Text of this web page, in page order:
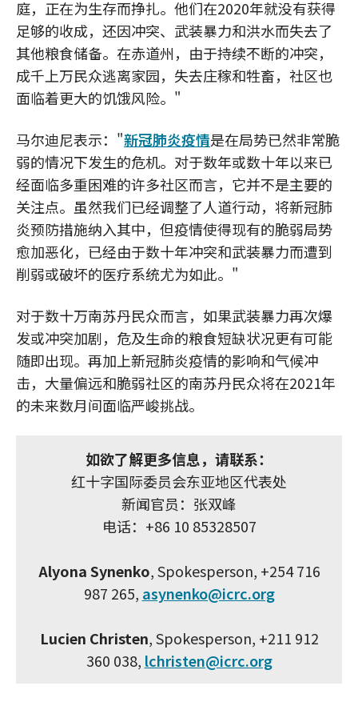
庭，正在为生存而挣扎。他们在2020年就没有获得
足够的收成，还因冲突、武装暴力和洪水而失去了
其他粮食储备。在赤道州，由于持续不断的冲突，
成千上万民众逃离家园，失去庄稼和牲畜，社区也
面临着更大的饥饿风险。"
马尔迪尼表示："新冠肺炎疫情是在局势已然非常脆
弱的情况下发生的危机。对于数年或数十年以来已
经面临多重困难的许多社区而言，它并不是主要的
关注点。虽然我们已经调整了人道行动，将新冠肺
炎预防措施纳入其中，但疫情使得现有的脆弱局势
愈加恶化，已经由于数十年冲突和武装暴力而遭到
削弱或破坏的医疗系统尤为如此。"
对于数十万南苏丹民众而言，如果武装暴力再次爆
发或冲突加剧，危及生命的粮食短缺状况更有可能
随即出现。再加上新冠肺炎疫情的影响和气候冲
击，大量偏远和脆弱社区的南苏丹民众将在2021年
的未来数月间面临严峻挑战。
如欲了解更多信息，请联系：
红十字国际委员会东亚地区代表处
新闻官员：张双峰
电话：+86 10 85328507
Alyona Synenko, Spokesperson, +254 716
987 265, asynenko@icrc.org
Lucien Christen, Spokesperson, +211 912
360 038, lchristen@icrc.org